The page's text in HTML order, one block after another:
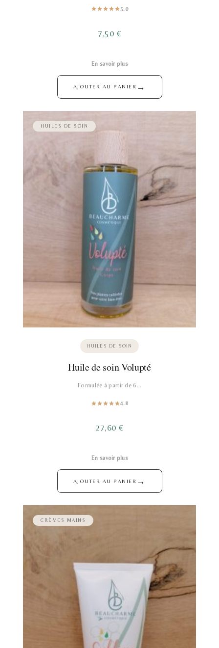
5.0
7,50 €
AJOUTER AU PANIER →
En savoir plus
HUILES DE SOIN
HUILES DE SOIN
Huile de soin Volupté
Formulée à partir de 6…
4.8
27,60€
AJOUTER AU PANIER →
En savoir plus
CRÈMES MAINS